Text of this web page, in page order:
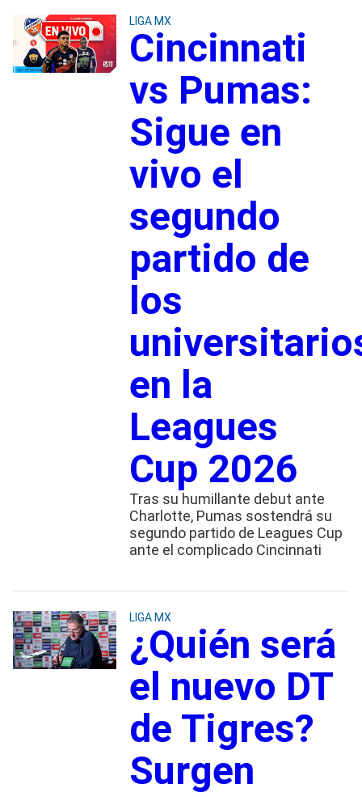
LIGA MX
Cincinnati
vs Pumas:
Sigue en
vivo el
segundo
partido de
los
en la
Leagues
Cup 2026
Tras su humillante debut ante
Charlotte, Pumas sostendrá su
segundo partido de Leagues Cup
ante el complicado Cincinnati
LIGA MX
¿Quién será
el nuevo DT
de Tigres?
Surgen